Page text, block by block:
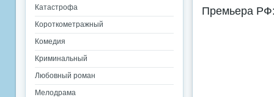
Премьера
Катастрофа
Короткометражный
Комедия
Криминальный
Любовный роман
Мелодрама